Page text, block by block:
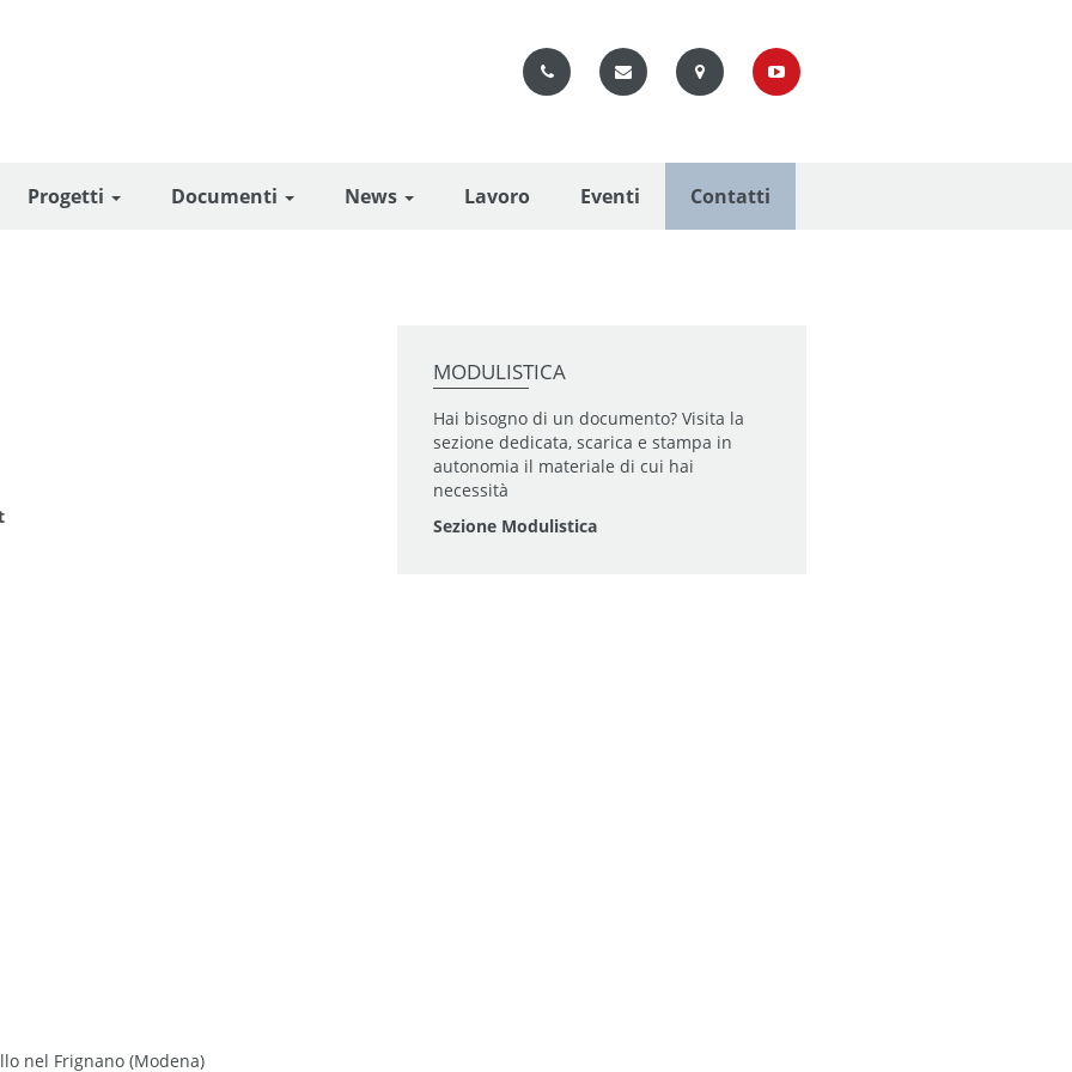
Progetti Documenti News Lavoro Eventi Contatti
nel Frignano (Modena)
MODULISTICA
Hai bisogno di un documento? Visita la
sezione dedicata, scarica e stampa in
autonomia il materiale di cui hai
necessità
Sezione Modulistica